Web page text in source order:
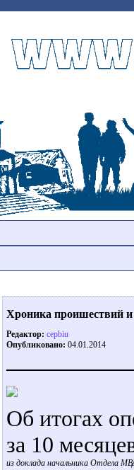
Хроника проишествий
Редактор: cepbiu
Опубликовано: 04.01.2014
Об итогах
за 10
из доклада начальника Отдела